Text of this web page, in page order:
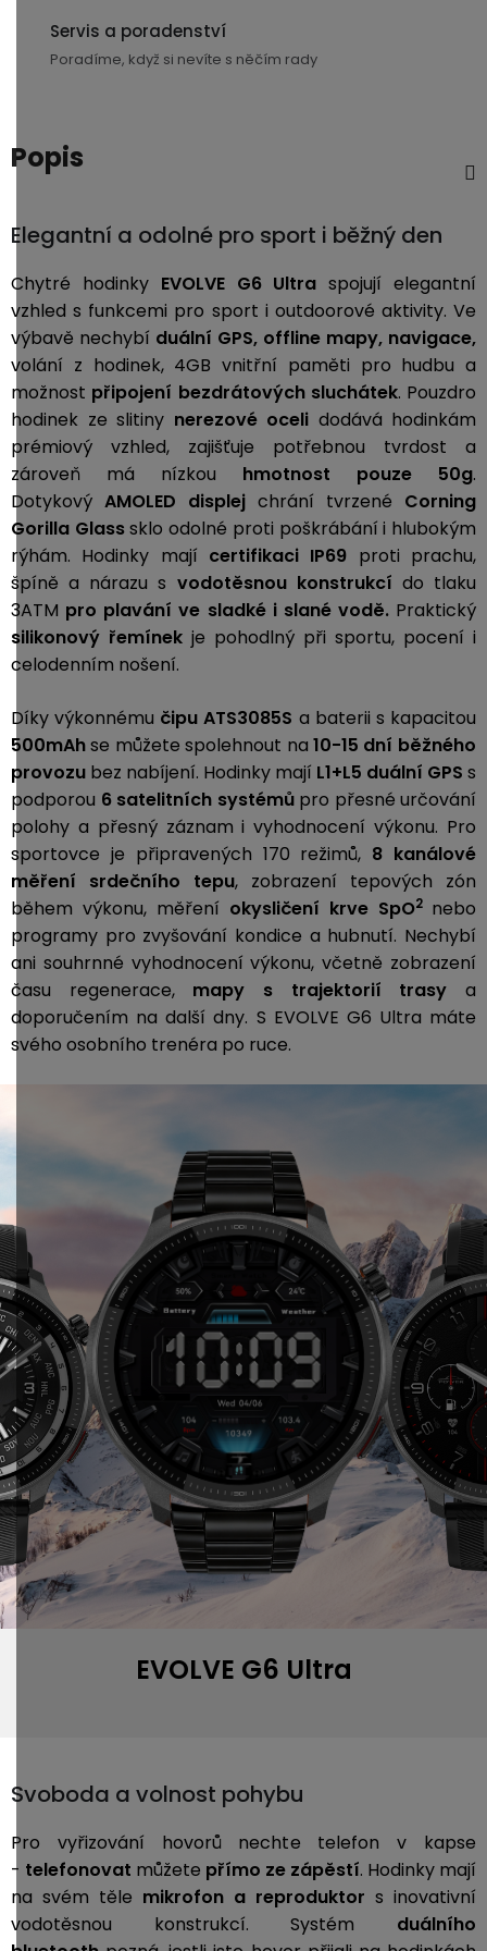
3,5mm
JACK
Servis a poradenství
Poradíme, když si nevíte s něčím rady
Popis
Elegantní a odolné pro sport i běžný den
Chytré hodinky EVOLVE G6 Ultraspojují elegantní
vzhled s funkcemi pro sport i outdoorové aktivity. Ve
výbavě nechybí duální GPS, offline mapy, navigace,
volání z hodinek, 4GB vnitřní paměti pro hudbu a
možnost připojení bezdrátových sluchátek. Pouzdro
hodinek ze slitiny nerezové oceli dodává hodinkám
prémiový vzhled, zajišťuje potřebnou tvrdost a
zároveň má nízkou hmotnost pouze 50g.
Dotykový AMOLED displej chrání tvrzené Corning
Gorilla Glasssklo odolné proti poškrábání i hlubokým
rýhám. Hodinky mají certifikaci IP69 proti prachu,
špíně a nárazu s vodotěsnou konstrukcí do tlaku
3ATM pro plavání ve sladké i slané vodě.Praktický
silikonový řemínek je pohodlný při sportu, pocení i
celodenním nošení.
Díky výkonnému čipu ATS3085S a baterii s kapacitou
500mAhse můžete spolehnout na 10-15 dní běžného
provozu bez nabíjení. Hodinky mají L1+L5 duální GPS s
podporou 6 satelitních systémůpro přesné určování
polohy a přesný záznam i vyhodnocení výkonu. Pro
sportovce je připravených 170 režimů, 8 kanálové
měření srdečního tepu, zobrazení tepových zón
během výkonu, měření okysličení krve SpO2 nebo
programy pro zvyšování kondice a hubnutí. Nechybí
ani souhrnné vyhodnocení výkonu, včetně zobrazení
času regenerace, mapy s trajektorií trasy a
doporučením na další dny. S EVOLVE G6 Ultra máte
svého osobního trenéra po ruce.
EVOLVE G6 Ultra
Svoboda a volnost pohybu
Pro vyřizování hovorů nechte telefon v kapse
- telefonovat můžete přímo ze zápěstí. Hodinky mají
na svém těle mikrofon a reproduktor s inovativní
vodotěsnou konstrukcí. Systém duálního